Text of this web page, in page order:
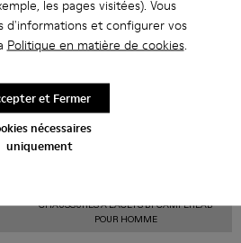
les pages visitées). Vous
d'informations et configurer vos
Politique en matière de cookies.
nécessaires
uniquement
et Fermer
chez Camper ?
Camperlab pour Homme
CHAUSSURES À LACETS BY CAMPERLAB
POUR HOMME